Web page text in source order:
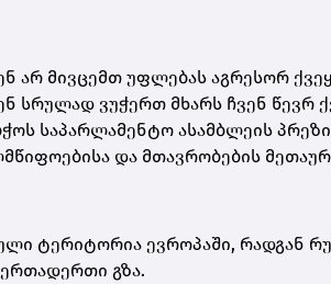
არ მივცემთ უფლებას აგრესორ
ვუჭერთ მხარს ჩვენ წევრ
საპარლამენტო ასამბლეის
და მთავრობების
ტერიტორია ევროპაში, რადგან
გზა.